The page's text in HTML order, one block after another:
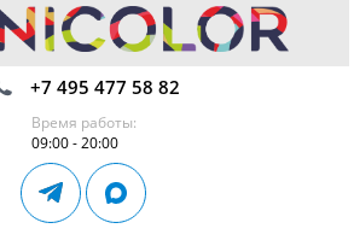
+7 495 477 58 82
Время работы:
09:00 - 20:00